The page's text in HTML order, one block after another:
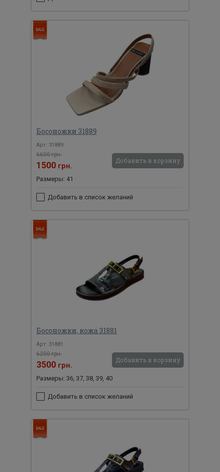
Босоножки 31889
Арт: 31889
6600 грн.
1500 грн.
Добавить в корзину
Размеры: 41
Добавить в список желаний
Босоножки, кожа 31881
Арт: 31881
6200 грн.
3500 грн.
Добавить в корзину
Размеры: 36, 37, 38, 39, 40
Добавить в список желаний